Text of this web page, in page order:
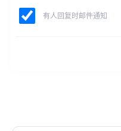
有人回复时邮件通知